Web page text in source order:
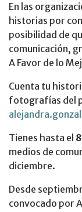
En las
historias por
posibilidad de
comunicación,
A Favor de lo
Cuenta tu
fotografías del
Tienes hasta el
medios de
diciembre.
Desde
convocado por